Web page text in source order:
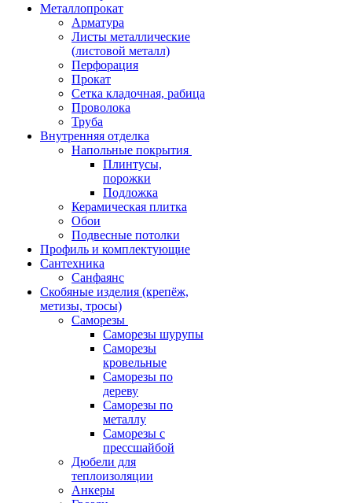
Металлопрокат
Арматура
Листы металлические
(листовой металл)
Перфорация
Прокат
Сетка кладочная, рабица
Проволока
Труба
Внутренняя отделка
Напольные покрытия
Плинтусы,
порожки
Подложка
Керамическая плитка
Обои
Подвесные потолки
Профиль и комплектующие
Сантехника
Санфаянс
Скобяные изделия (крепёж,
метизы, тросы)
Саморезы
Саморезы шурупы
Саморезы
кровельные
Саморезы по
дереву
Саморезы по
металлу
Саморезы с
прессшайбой
Дюбели для
теплоизоляции
Анкеры